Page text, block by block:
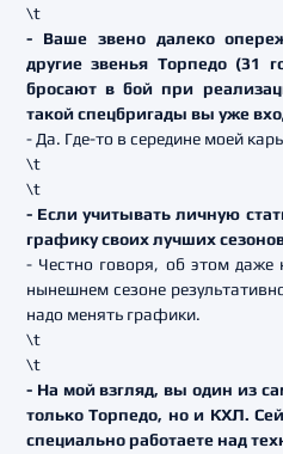
\t
- Ваше звено далеко
другие звенья Торпедо (31
бросают в бой при
такой спецбригады вы уже
- Да. Где-то в середине моей
\t
\t
- Если учитывать личную
графику своих лучших
- Честно говоря, об этом
нынешнем сезоне
надо менять графики.
\t
\t
- На мой взгляд, вы один из
только Торпедо, но и КХЛ.
специально работаете над